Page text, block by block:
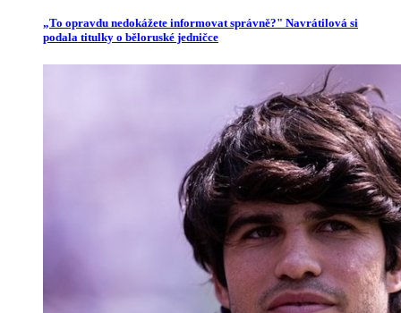
„To opravdu nedokážete informovat správně?" Navrátilová si
podala titulky o běloruské jedničce